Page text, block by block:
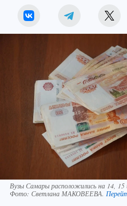
Вузы Самары расположились на 14, 15
Фото: Светлана МАКОВЕЕВА.